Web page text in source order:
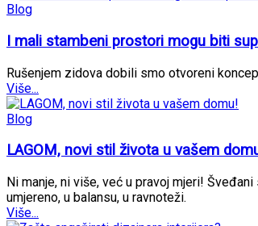
Blog
I mali stambeni prostori mogu biti
Rušenjem zidova dobili smo otvoreni
Više...
Blog
LAGOM, novi stil života u vašem
Ni manje, ni više, već u pravoj mjeri!
umjereno, u balansu, u ravnoteži.
Više...